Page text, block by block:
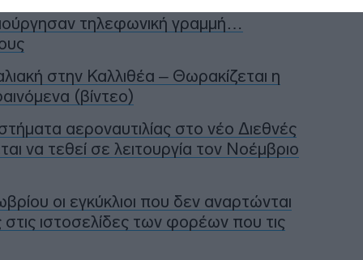
τηλεφωνική γραμμή…
στην Καλλιθέα – Θωρακίζεται η
(βίντεο)
αεροναυτιλίας στο νέο Διεθνές
να τεθεί σε λειτουργία τον Νοέμβριο
οι εγκύκλιοι που δεν αναρτώνται
ιστοσελίδες των φορέων που τις